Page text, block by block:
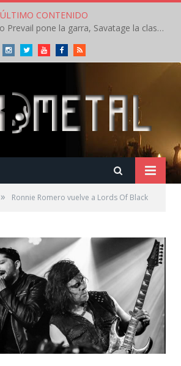
ÚLTIMO CONTENIDO
Crónica: Slaugther to Prevail pone la garra, Savatage la clase en la apertura del Leyendas del Rock – Miércoles – Agosto 2026
InstagramTwitterYoutubeFacebookRSS
» Ronnie Romero vuelve a Lords Of Black